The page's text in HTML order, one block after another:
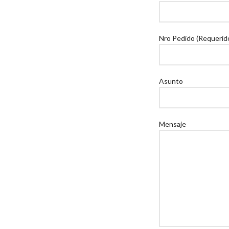
Nro Pedido
Asunto
Mensaje